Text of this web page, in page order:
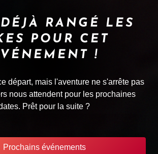
RANGÉ LES
POUR CET
!
départ, mais l'aventure ne s'arrête pas
nous attendent pour les prochaines
Prêt pour la suite ?
Prochains événements